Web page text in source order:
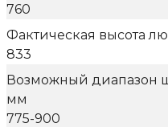
760
Фактическая высота
833
Возможный диапазон
мм
775-900